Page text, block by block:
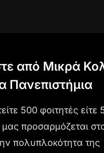
από Μικρά
Πανεπιστήμια
500 φοιτητές είτε
προσαρμόζεται
πολυπλοκότητα της